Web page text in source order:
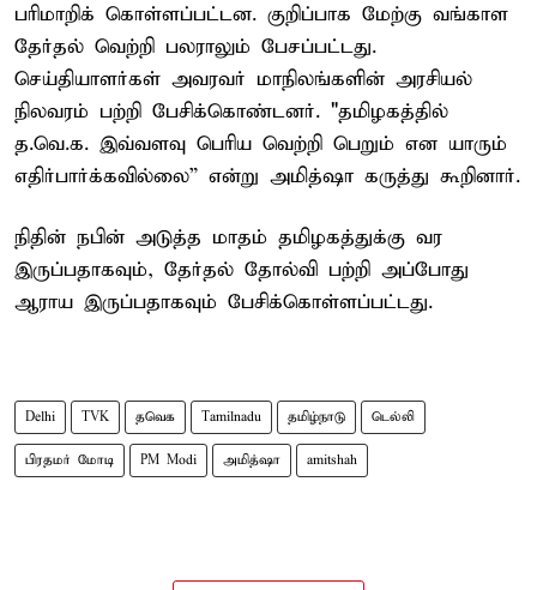
பரிமாறிக் கொள்ளப்பட்டன. குறிப்பாக மேற்கு வங்காள
தேர்தல் வெற்றி பலராலும் பேசப்பட்டது.
செய்தியாளர்கள் அவரவர் மாநிலங்களின் அரசியல்
நிலவரம் பற்றி பேசிக்கொண்டனர். "தமிழகத்தில்
த.வெ.க. இவ்வளவு பெரிய வெற்றி பெறும் என யாரும்
எதிர்பார்க்கவில்லை” என்று அமித்ஷா கருத்து கூறினார்.
நிதின் நபின் அடுத்த மாதம் தமிழகத்துக்கு வர
இருப்பதாகவும், தேர்தல் தோல்வி பற்றி அப்போது
ஆராய இருப்பதாகவும் பேசிக்கொள்ளப்பட்டது.
Delhi TVK தவெக Tamilnadu தமிழ்நாடு டெல்லி
பிரதமர் மோடி PM Modi அமித்ஷா amitshah